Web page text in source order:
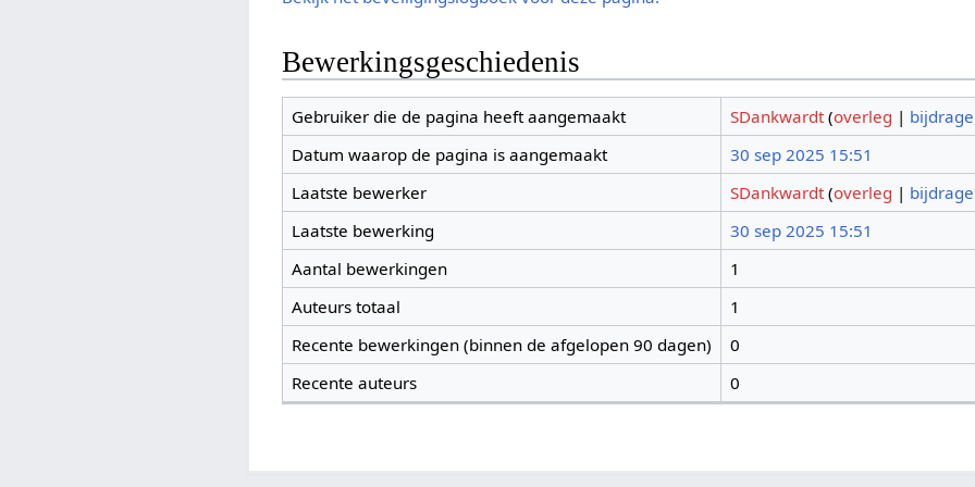
Bewerkingsgeschiedenis
Gebruiker die de pagina heeft aangemaakt SDankwardt (overleg |
Datum waarop de pagina is aangemaakt
30 sep 2025 15:51
Laatste bewerker
SDankwardt (overleg |
Laatste bewerking
30 sep 2025 15:51
Aantal bewerkingen
1
Auteurs totaal
1
Recente bewerkingen (binnen de afgelopen 90 dagen)
0
Recente auteurs
0